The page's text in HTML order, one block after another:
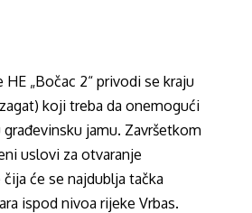
„Bočac 2“ privodi se kraju
koji treba da onemogući
jamu. Završetkom
uslovi za otvaranje
će se najdublja tačka
ispod nivoa rijeke Vrbas.